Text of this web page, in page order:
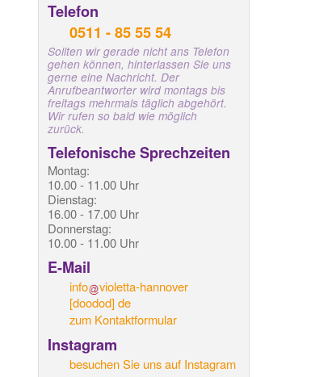
Telefon
0511 - 85 55 54
Sollten wir gerade nicht ans Telefon
gehen können, hinterlassen Sie uns
gerne eine Nachricht. Der
Anrufbeantworter wird montags bis
freitags mehrmals täglich abgehört.
Wir rufen so bald wie möglich
zurück.
Telefonische Sprechzeiten
Montag:
10.00 - 11.00 Uhr
Dienstag:
16.00 - 17.00 Uhr
Donnerstag:
10.00 - 11.00 Uhr
E-Mail
info
violetta-hannover
[doodod] de
zum Kontaktformular
Instagram
besuchen Sie uns auf Instagram